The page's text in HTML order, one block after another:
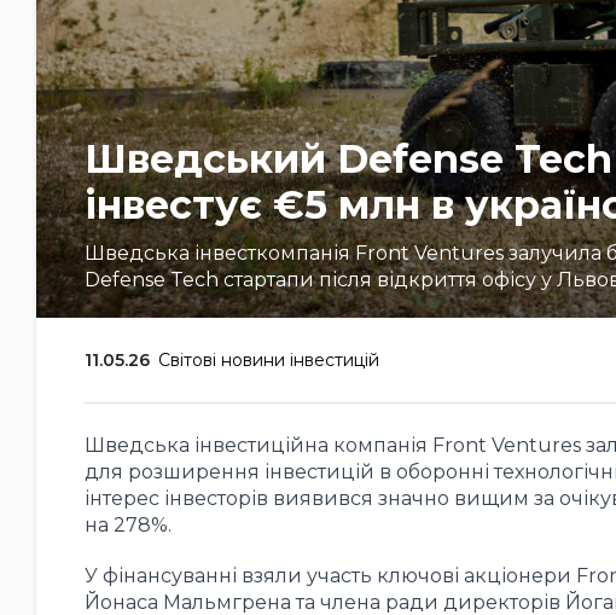
Шведський Defense
інвестує €5 млн в
Шведська інвесткомпанія Front Ventures залучила
Defense Tech стартапи після відкриття офісу у
11.05.26 Світові новини інвестицій
Шведська інвестиційна компанія Front Ventures
для розширення інвестицій в оборонні
інтерес інвесторів виявився значно вищим за
на 278%.
У фінансуванні взяли участь ключові акціонери
Йонаса Мальмгрена та члена ради директорів